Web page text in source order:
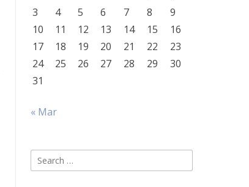
3
4 5 6 7 8
9
10
11 12 13 14 15
16
17
18 19 20 21 22
23
24
25 26 27 28 29
30
31
« Mar
Search
for: